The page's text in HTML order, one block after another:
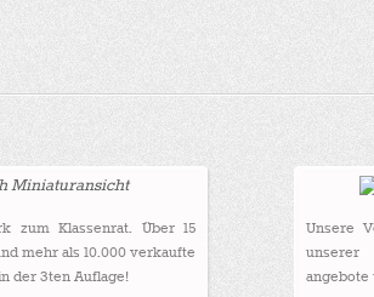
zum Klassenrat. Über 15
mehr als 10.000 verkaufte
der 3ten Auflage!
Unsere
unserer
angebote